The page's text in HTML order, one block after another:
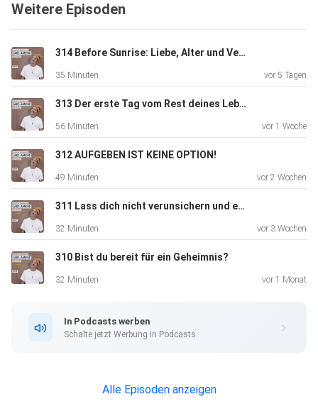
LARS AMEND AUF KRETA
Alle Infos zum Retreat: https://lars-amend.de/events
Mein Partner Quantum Upgrade:
„Quantum
Upgrade for you“ plus das „All in one Frequenzpaket“ mit
Weitere Episoden
314 Before Sunrise: Liebe, Alter und Vergänglichkeit
35 Minuten vor 5 Tagen
313 Der erste Tag vom Rest deines Lebens
56 Minuten vor 1 Woche
312 AUFGEBEN IST KEINE OPTION!
49 Minuten vor 2 Wochen
311 Lass dich nicht verunsichern und erzähle mehr von dir
32 Minuten vor 3 Wochen
310 Bist du bereit für ein Geheimnis?
32 Minuten vor 1 Monat
In Podcasts werben
Schalte jetzt Werbung in Podcasts.
Alle Episoden anzeigen